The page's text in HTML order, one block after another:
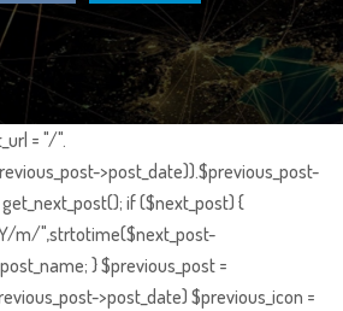
= "/".
>post_date)).$previous_post-
if ($next_post) {
m/",strtotime($next_post-
} $previous_post =
>post_date) $previous_icon =